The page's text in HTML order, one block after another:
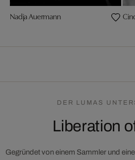
Nadja Auermann
DER LUMAS
Liberation
Gegründet von einem Sammler und